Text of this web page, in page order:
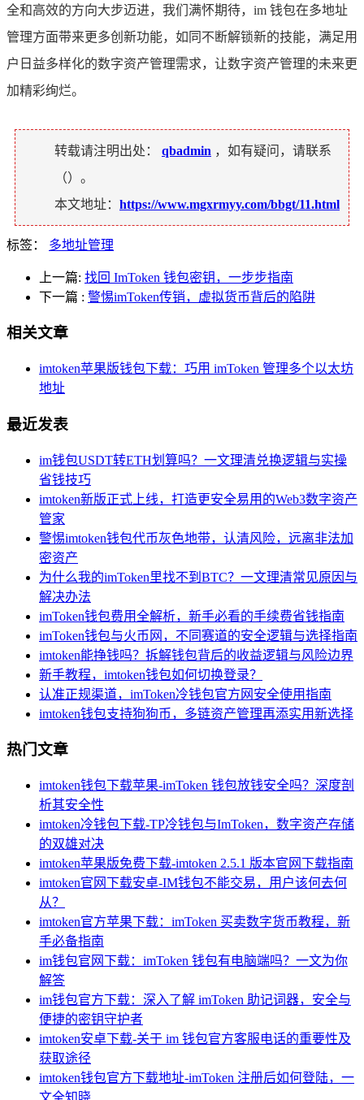
全和高效的方向大步迈进，我们满怀期待，im 钱包在多地址
管理方面带来更多创新功能，如同不断解锁新的技能，满足用
户日益多样化的数字资产管理需求，让数字资产管理的未来更
加精彩绚烂。
转载请注明出处： qbadmin ，如有疑问，请联系
（）。
本文地址： https://www.mgxrmyy.com/bbgt/11.html
标签： 多地址管理
上一篇: 找回 ImToken 钱包密钥，一步步指南
下一篇 : 警惕imToken传销，虚拟货币背后的陷阱
相关文章
imtoken苹果版钱包下载：巧用 imToken 管理多个以太坊
地址
最近发表
im钱包USDT转ETH划算吗？一文理清兑换逻辑与实操
省钱技巧
imtoken新版正式上线，打造更安全易用的Web3数字资产
管家
警惕imtoken钱包代币灰色地带，认清风险，远离非法加
密资产
为什么我的imToken里找不到BTC？一文理清常见原因与
解决办法
imToken钱包费用全解析，新手必看的手续费省钱指南
imToken钱包与火币网，不同赛道的安全逻辑与选择指南
imtoken能挣钱吗？拆解钱包背后的收益逻辑与风险边界
新手教程，imtoken钱包如何切换登录？
认准正规渠道，imToken冷钱包官方网安全使用指南
imtoken钱包支持狗狗币，多链资产管理再添实用新选择
热门文章
imtoken钱包下载苹果-imToken 钱包放钱安全吗？深度剖
析其安全性
imtoken冷钱包下载-TP冷钱包与ImToken，数字资产存储
的双雄对决
imtoken苹果版免费下载-imtoken 2.5.1 版本官网下载指南
imtoken官网下载安卓-IM钱包不能交易，用户该何去何
从？
imtoken官方苹果下载：imToken 买卖数字货币教程，新
手必备指南
im钱包官网下载：imToken 钱包有电脑端吗？一文为你
解答
im钱包官方下载：深入了解 imToken 助记词器，安全与
便捷的密钥守护者
imtoken安卓下载-关于 im 钱包官方客服电话的重要性及
获取途径
imtoken钱包官方下载地址-imToken 注册后如何登陆，一
文全知晓